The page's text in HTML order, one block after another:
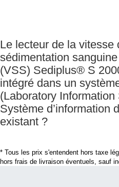
Le lecteur de la vitesse
sédimentation sanguine
(VSS) Sediplus® S
intégré dans un
(Laboratory Information
Système d’information
existant ?
* Tous les prix s'entendent hors taxe
hors frais de livraison éventuels, sauf